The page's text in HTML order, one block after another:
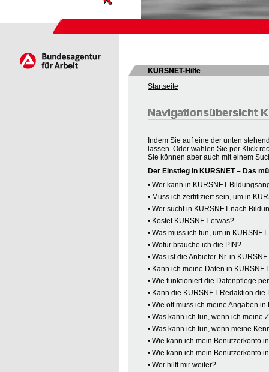
KURSNET-Hilfe
Startseite
Navigationsübersicht
Indem Sie auf eine der unten
lassen. Oder wählen Sie per Klick
Sie können aber auch mit einem
Der Einstieg in KURSNET – Das
• Wer kann in KURSNET
• Muss ich zertifiziert sein, um in
• Wer sucht in KURSNET nach
• Kostet KURSNET etwas?
• Was muss ich tun, um in
• Wofür brauche ich die PIN?
• Was ist die Anbieter-Nr. in
• Kann ich meine Daten in
• Wie funktioniert die Datenpflege
• Kann die KURSNET-Redaktion
• Wie oft muss ich meine Angaben
• Was kann ich tun, wenn ich meine
• Was kann ich tun, wenn meine
• Wie kann ich mein Benutzerkonto
• Wie kann ich mein Benutzerkonto
• Wer hilft mir weiter?